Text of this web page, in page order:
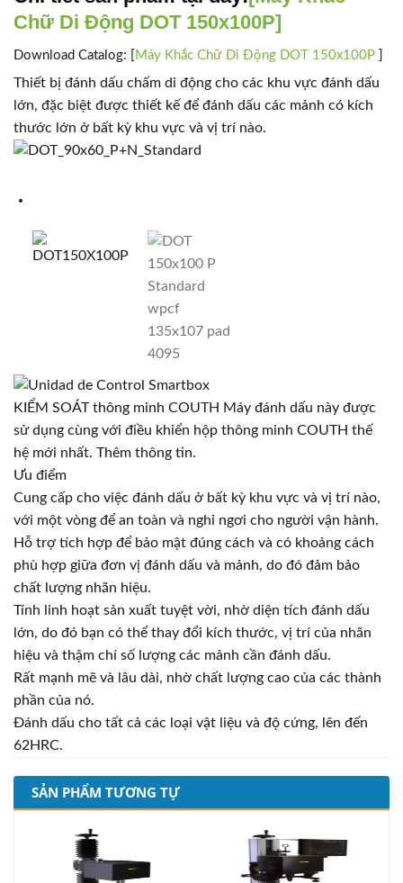
Chữ Di Động DOT 150x100P]
Download Catalog: [ Máy Khắc Chữ Di Động DOT 150x100P
Thiết bị đánh dấu chấm di động cho các khu vực đánh dấu
lớn, đặc biệt được thiết kế để đánh dấu các mảnh có kích
thước lớn ở bất kỳ khu vực và vị trí nào.
KIỂM SOÁT thông minh COUTH Máy đánh dấu này được
sử dụng cùng với điều khiển hộp thông minh COUTH thế
hệ mới nhất. Thêm thông tin.
Ưu điểm
Cung cấp cho việc đánh dấu ở bất kỳ khu vực và vị trí nào,
với một vòng để an toàn và nghỉ ngơi cho người vận hành.
Hỗ trợ tích hợp để bảo mật đúng cách và có khoảng cách
phù hợp giữa đơn vị đánh dấu và mảnh, do đó đảm bảo
chất lượng nhãn hiệu.
Tính linh hoạt sản xuất tuyệt vời, nhờ diện tích đánh dấu
lớn, do đó bạn có thể thay đổi kích thước, vị trí của nhãn
hiệu và thậm chí số lượng các mảnh cần đánh dấu.
Rất mạnh mẽ và lâu dài, nhờ chất lượng cao của các thành
phần của nó.
Đánh dấu cho tất cả các loại vật liệu và độ cứng, lên đến
62HRC.
SẢN PHẨM TƯƠNG TỰ